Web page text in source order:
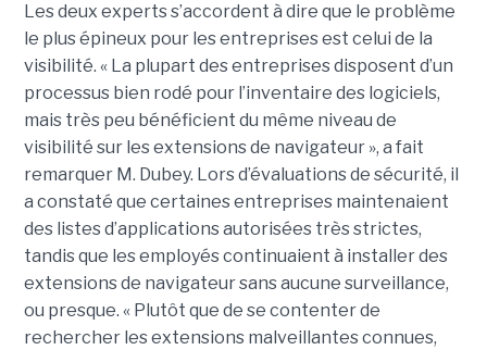
Les deux experts s’accordent à dire que le problème
le plus épineux pour les entreprises est celui de la
visibilité. « La plupart des entreprises disposent d’un
processus bien rodé pour l’inventaire des logiciels,
mais très peu bénéficient du même niveau de
visibilité sur les extensions de navigateur », a fait
remarquer M. Dubey. Lors d’évaluations de sécurité, il
a constaté que certaines entreprises maintenaient
des listes d’applications autorisées très strictes,
tandis que les employés continuaient à installer des
extensions de navigateur sans aucune surveillance,
ou presque. « Plutôt que de se contenter de
rechercher les extensions malveillantes connues,